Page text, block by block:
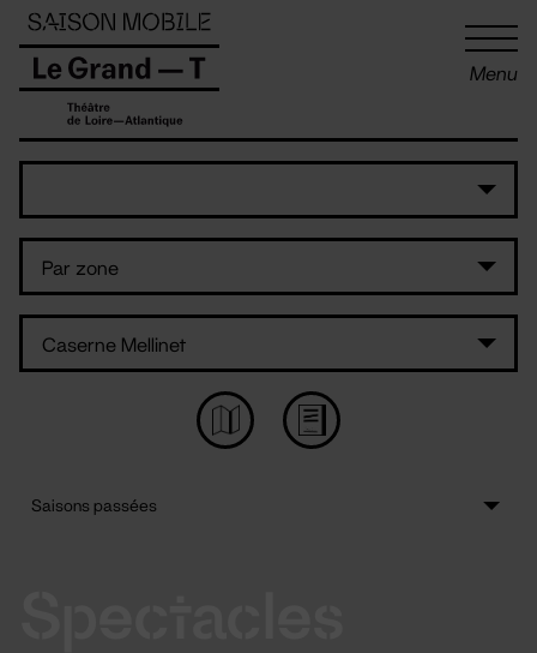
Menu
Panneau de gestion des cookies